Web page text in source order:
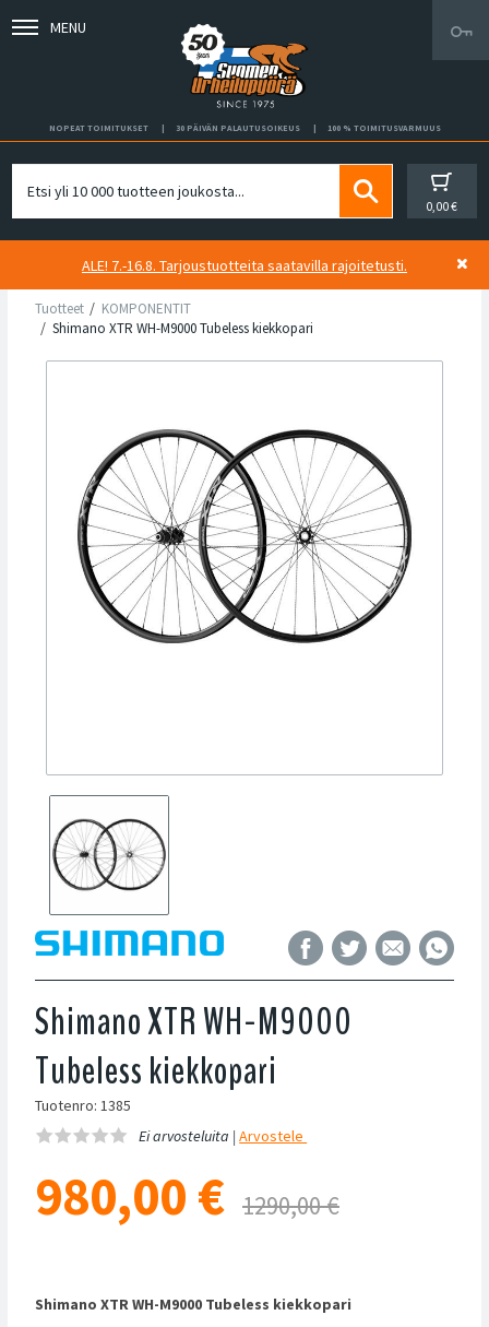
MENU
NOPEAT TOIMITUKSET 30 PÄIVÄN PALAUTUSOIKEUS 100 % TOIMITUSVARMUUS
0,00 €
ALE! 7.-16.8. Tarjoustuotteita saatavilla rajoitetusti.
Tuotteet
KOMPONENTIT
Shimano XTR WH-M9000 Tubeless kiekkopari
Shimano XTR WH-M9000
Tubeless kiekkopari
Tuotenro: 1385
Ei arvosteluita |Arvostele
980,00 € 1290,00 €
Shimano XTR WH-M9000 Tubeless kiekkopari